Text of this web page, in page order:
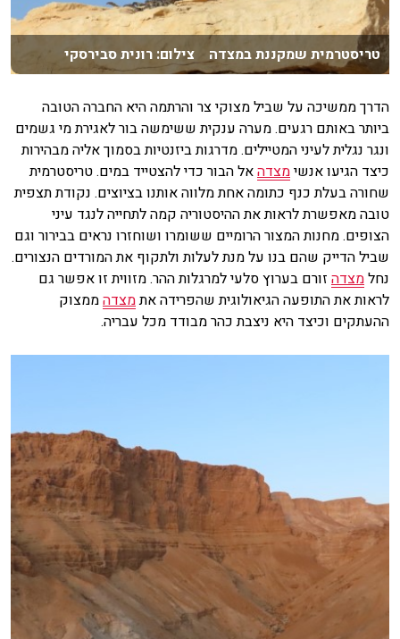
טריסטרמית שמקננת במצדה צילום: רונית סבירסקי
הדרך ממשיכה על שביל מצוקי צר והרתמה היא החברה הטובה
ביותר באותם רגעים. מערה ענקית ששימשה בור לאגירת מי גשמים
ונגר נגלית לעיני המטיילים. מדרגות ביזנטיות בסמוך אליה מבהירות
כיצד הגיעו אנשימצדהאל הבור כדי להצטייד במים. טריסטרמית
שחורה בעלת כנף כתומה אחת מלווה אותנו בציוצים. נקודת תצפית
טובה מאפשרת לראות את ההיסטוריה קמה לתחייה לנגד עיני
הצופים. מחנות המצור הרומיים ששומרו ושוחזרו נראים בבירור וגם
שביל הדייק שהם בנו על מנת לעלות ולתקוף את המורדים הנצורים.
נחלמצדה זורם בערוץ סלעי למרגלות ההר. מזווית זו אפשר גם
לראות את התופעה הגיאולוגית שהפרידה אתמצדהממצוק
ההעתקים וכיצד היא ניצבת כהר מבודד מכל עבריה.